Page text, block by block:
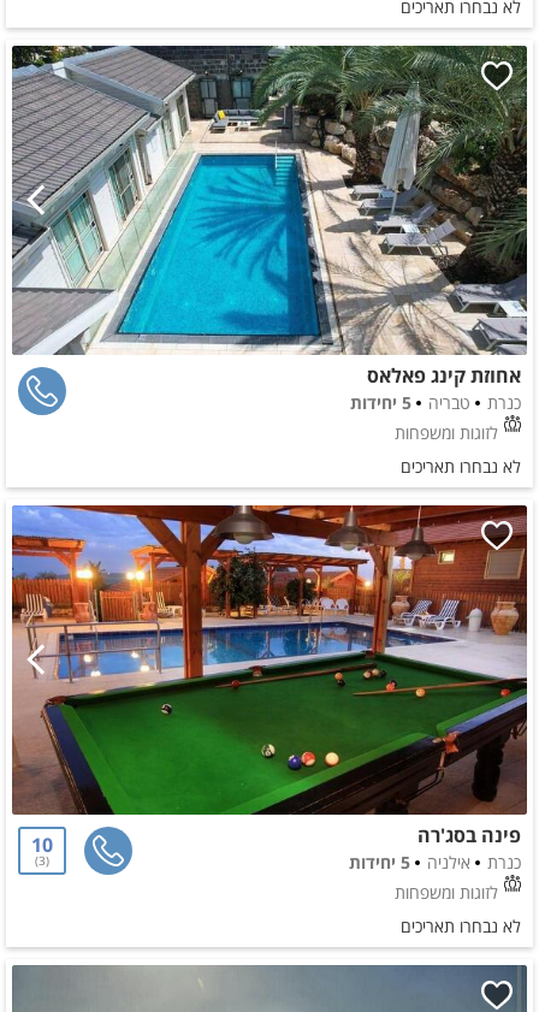
לא נבחרו תאריכים
אחוזת קינג פאלאס
כנרת טבריה
5 יחידות
לזוגות ומשפחות
לא נבחרו תאריכים
פינה בסג'רה
כנרת אילניה
5 יחידות
לזוגות ומשפחות
10
3
לא נבחרו תאריכים